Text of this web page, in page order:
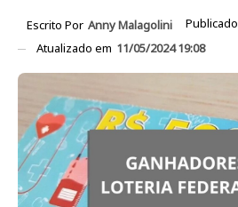
Escrito Por Anny Malagolini
Atualizado em 11/05/2024 19:08